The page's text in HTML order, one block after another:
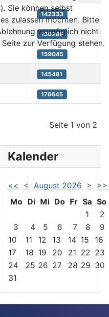
142333
156288
159045
145481
176645
Seite 1 von 2
Kalender
<< < August 2026 >
>>
Mo Di Mi Do Fr Sa So
1
2
3
4 5 6 7 8
9
10
11 12 13 14 15
16
17
18 19 20 21 22 23
24
25 26 27 28 29 30
31
Sie können selbst
zulassen möchten. Bitte
womöglich nicht
zur Verfügung stehen.